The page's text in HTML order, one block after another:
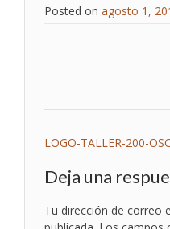
Posted on agosto 1,
Navegación
de
entradas
LOGO-TALLER-200-OSC
Deja una
Tu dirección de correo